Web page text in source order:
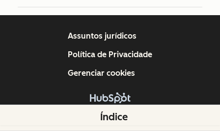
Índice
Copyright © 2026 HubSpot, Inc.
Assuntos jurídicos
Política de Privacidade
Gerenciar cookies